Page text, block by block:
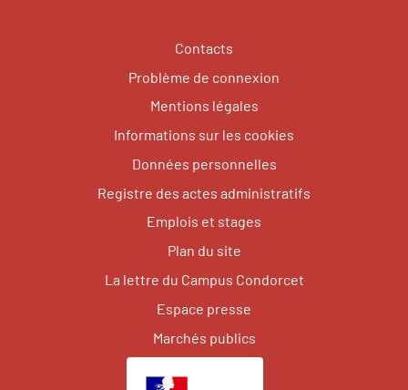
Contacts
Problème de connexion
Mentions légales
Informations sur les cookies
Données personnelles
Registre des actes administratifs
Emplois et stages
Plan du site
La lettre du Campus Condorcet
Espace presse
Marchés publics